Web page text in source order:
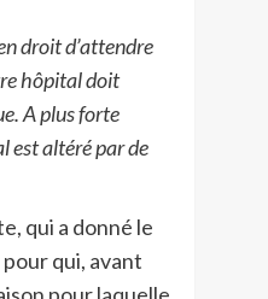
droit d’attendre
hôpital doit
A plus forte
est altéré par de
qui a donné le
qui, avant